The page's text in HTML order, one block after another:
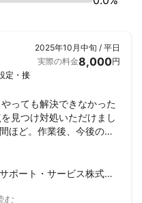
に接続できなくなってしま
ったり、困っている。
てしまった。
しまった。
ーション開発関係のご相談
合せ下さい。
定・接
2025年10月中旬 / 平日
実際の料金8,000円
っても解決できなかった
見つけ対処いただけまし
ほど。作業後、今後の対
頼すべきです。強くお勧
ネットワーク・サポート・サービス株式会社